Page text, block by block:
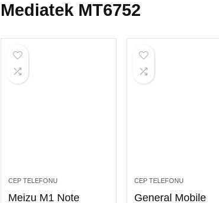
Mediatek MT6752
CEP TELEFONU
Meizu M1 Note
CEP TELEFONU
General Mobile